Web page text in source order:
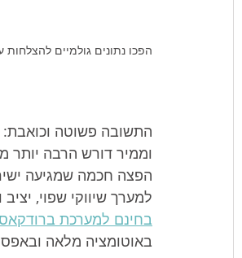
התשובה פשוטה וכואבת:
וממיר דורש הרבה יותר
הפצה חכמה שמגיעה
למערך שיווקי שפוי,
בחינם למערכת
באוטומציה מלאה ובאפס